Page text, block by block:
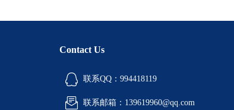
Contact Us
联系QQ：994418119
联系邮箱：139619960@qq.com